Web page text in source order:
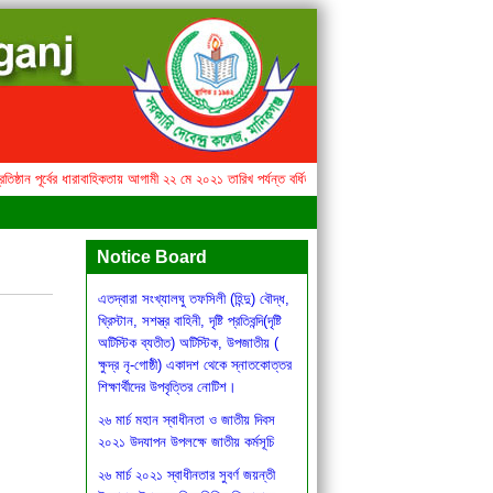
পূর্বের ধারাবাহিকতায় আগামী ২২ মে ২০২১ তারিখ পর্যন্ত বর্ধিতকরণ।
Notice Board
পর্যন্ত বর্ধিতকরণ।
এতদ্বারা সংখ্যালঘু তফসিলী (হিন্দু) বৌদ্ধ,
খ্রিস্টান, সশস্ত্র বাহিনী, দৃষ্টি প্রতিবন্দি(দৃষ্টি
অটিস্টিক ব্যতীত) অটিস্টিক, উপজাতীয় (
ক্ষুদ্র নৃ-গোষ্ঠী) একাদশ থেকে স্নাতকোত্তর
শিক্ষার্থীদের উপবৃত্তির নোটিশ।
২৬ মার্চ মহান স্বাধীনতা ও জাতীয় দিবস
২০২১ উদযাপন উপলক্ষে জাতীয় কর্মসূচি
২৬ মার্চ ২০২১ স্বাধীনতার সুবর্ণ জয়ন্তী
উদযাপন উপলক্ষে নিম্নলিখিত শিরোনামে